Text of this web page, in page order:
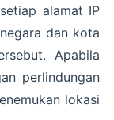
alamat IP
dan kota
Apabila
perlindungan
lokasi